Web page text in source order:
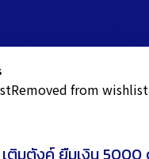
Removed from wishlist